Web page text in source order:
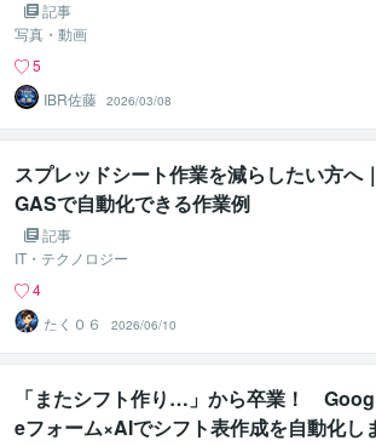
記事
写真・動画
5
IBR佐藤 2026/03/08
スプレッドシート作業を減らしたい方へ｜
GASで自動化できる作業例
記事
IT・テクノロジー
4
たく０６
2026/06/10
「またシフト作り…」から卒業！
eフォーム×AIでシフト表作成を自動化し